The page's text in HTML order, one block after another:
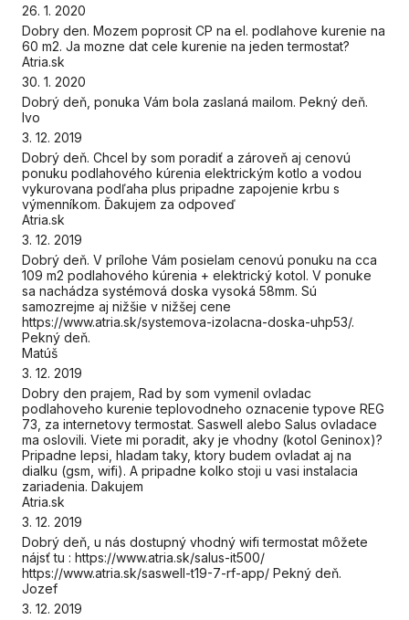
26. 1. 2020
Dobry den. Mozem poprosit CP na el. podlahove kurenie na
60 m2. Ja mozne dat cele kurenie na jeden termostat?
Atria.sk
30. 1. 2020
Dobrý deň, ponuka Vám bola zaslaná mailom. Pekný deň.
Ivo
3. 12. 2019
Dobrý deň. Chcel by som poradiť a zároveň aj cenovú
ponuku podlahového kúrenia elektrickým kotlo a vodou
vykurovana podľaha plus pripadne zapojenie krbu s
výmenníkom. Ďakujem za odpoveď
Atria.sk
3. 12. 2019
Dobrý deň. V prílohe Vám posielam cenovú ponuku na cca
109 m2 podlahového kúrenia + elektrický kotol. V ponuke
sa nachádza systémová doska vysoká 58mm. Sú
samozrejme aj nižšie v nižšej cene
https://www.atria.sk/systemova-izolacna-doska-uhp53/.
Pekný deň.
Matúš
3. 12. 2019
Dobry den prajem, Rad by som vymenil ovladac
podlahoveho kurenie teplovodneho oznacenie typove REG
73, za internetovy termostat. Saswell alebo Salus ovladace
ma oslovili. Viete mi poradit, aky je vhodny (kotol Geninox)?
Pripadne lepsi, hladam taky, ktory budem ovladat aj na
dialku (gsm, wifi). A pripadne kolko stoji u vasi instalacia
zariadenia. Dakujem
Atria.sk
3. 12. 2019
Dobrý deň, u nás dostupný vhodný wifi termostat môžete
nájsť tu : https://www.atria.sk/salus-it500/
https://www.atria.sk/saswell-t19-7-rf-app/ Pekný deň.
Jozef
3. 12. 2019